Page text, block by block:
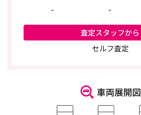
- -
査定スタッフから
セルフ査定
車両展開図